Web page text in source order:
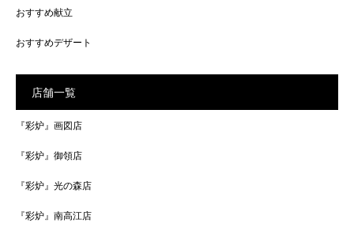
おすすめ献立
おすすめデザート
店舗一覧
『彩炉』画図店
『彩炉』御領店
『彩炉』光の森店
『彩炉』南高江店